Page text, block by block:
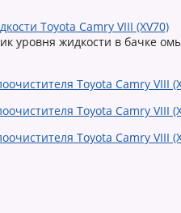
Toyota Camry VIII (XV70)
уровня жидкости в бачке